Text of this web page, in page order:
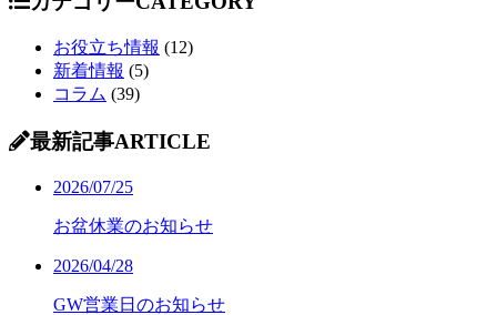
お役立ち情報 (12)
新着情報 (5)
コラム (39)
最新記事ARTICLE
2026/07/25
お盆休業のお知らせ
2026/04/28
GW営業日のお知らせ